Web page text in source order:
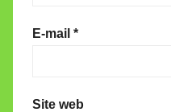
E-mail *
Site web